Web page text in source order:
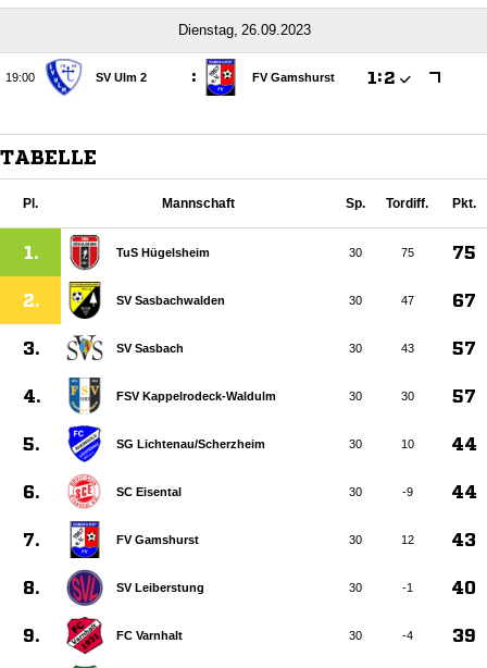
 
 SV Ulm 2 : FV Gamshurst  :
TABELLE
Pl. Mannschaft Sp. Tordiff. Pkt.
1. TuS Hügelsheim 30 75 75
2. SV Sasbachwalden 30 47 67
3. SV Sasbach 30 43 57
4. FSV Kappelrodeck-Waldulm 30 30 57
5. SG Lichtenau/​Scherzheim 30 10 44
6. SC Eisental 30 -9 44
7. FV Gamshurst 30 12 43
8. SV Leiberstung 30 -1 40
9. FC Varnhalt 30 -4 39